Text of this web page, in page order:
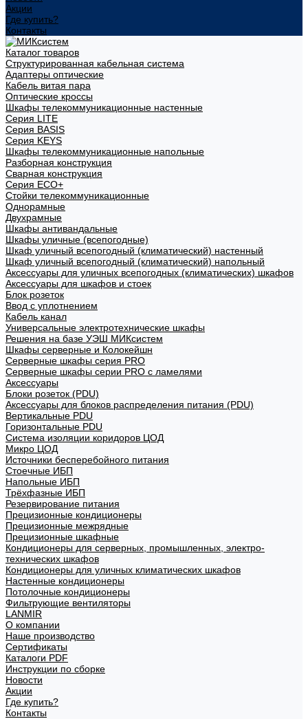
Акции
Где купить?
Контакты
Каталог товаров
Структурированная кабельная система
Адаптеры оптические
Кабель витая пара
Оптические кроссы
Шкафы телекоммуникационные настенные
Cерия LITE
Cерия BASIS
Cерия KEYS
Шкафы телекоммуникационные напольные
Разборная конструкция
Сварная конструкция
Серия ECO+
Стойки телекоммуникационные
Однорамные
Двухрамные
Шкафы антивандальные
Шкафы уличные (всепогодные)
Шкаф уличный всепогодный (климатический) настенный
Шкаф уличный всепогодный (климатический) напольный
Аксессуары для уличных всепогодных (климатических) шкафов
Аксессуары для шкафов и стоек
Блок розеток
Ввод с уплотнением
Кабель канал
Универсальные электротехнические шкафы
Решения на базе УЭШ МИКсистем
Шкафы серверные и Колокейшн
Серверные шкафы серия PRO
Серверные шкафы серии PRO с ламелями
Аксессуары
Блоки розеток (PDU)
Аксессуары для блоков распределения питания (PDU)
Вертикальные PDU
Горизонтальные PDU
Система изоляции коридоров ЦОД
Микро ЦОД
Источники бесперебойного питания
Стоечные ИБП
Напольные ИБП
Трёхфазные ИБП
Резервирование питания
Прецизионные кондиционеры
Прецизионные межрядные
Прецизионные шкафные
Кондиционеры для серверных, промышленных, электро-
технических шкафов
Кондиционеры для уличных климатических шкафов
Настенные кондиционеры
Потолочные кондиционеры
Фильтрующие вентиляторы
LANMIR
О компании
Наше производство
Сертификаты
Каталоги PDF
Инструкции по сборке
Новости
Акции
Где купить?
Контакты